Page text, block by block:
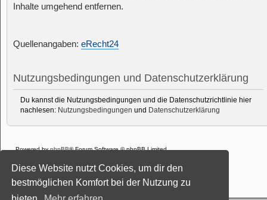
Diese Website nutzt Cookies, um dir den
bestmöglichen Komfort bei der Nutzung zu
Inhalte umgehend entfernen.
Quellenangaben: eRecht24
Nutzungsbedingungen und Datenschutzerklärung
Du kannst die Nutzungsbedingungen und die Datenschutzrichtlinie hier
nachlesen: Nutzungsbedingungen und Datenschutzerklärung
Powered byphpBB® Forum Software © phpBB Limited
Style: Black-Silver-Split by Joyce&LunaphpBB-Style-Design